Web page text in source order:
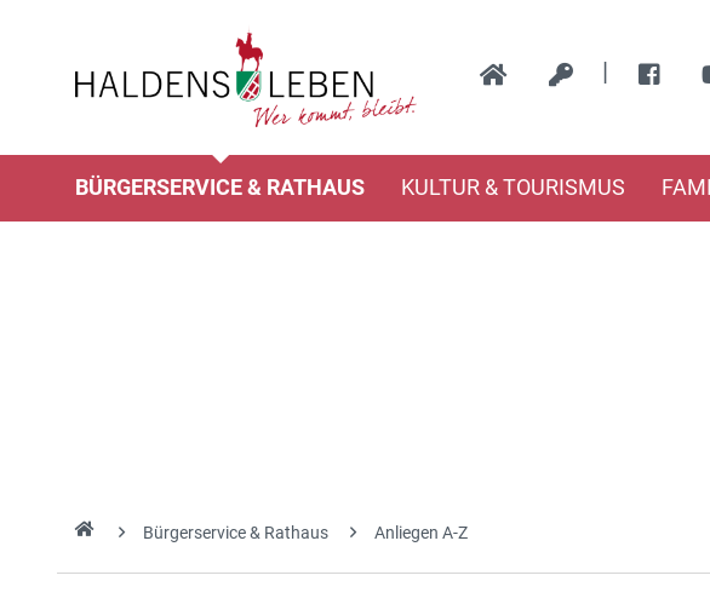
|
BÜRGERSERVICE & RATHAUS KULTUR & TOURISMUS
Bürgerservice & Rathaus Anliegen A-Z